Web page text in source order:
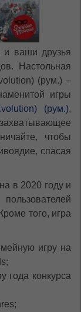
и ваши друзья
Настольная
(рум.) –
игры
(рум.),
чтобы
спасая
в 2020 году и
того, игра
игру на
года конкурса